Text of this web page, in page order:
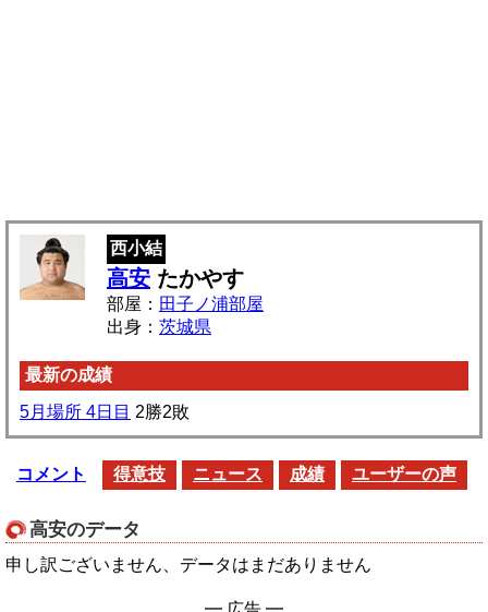
西小結
高安 たかやす
部屋： 田子ノ浦部屋
出身： 茨城県
最新の成績
5月場所 4日目 2勝2敗
コメント 得意技 ニュース 成績 ユーザーの声
高安のデータ
申し訳ございません、データはまだありません